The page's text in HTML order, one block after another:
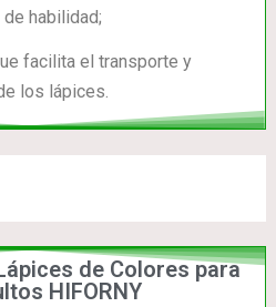
habilidad;
facilita el transporte y
los lápices.
de Colores para
HIFORNY